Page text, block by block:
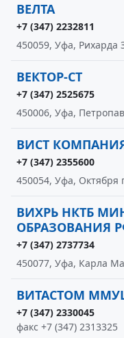
ВЕЛТА
+7 (347) 2232811
450059, Уфа, Рихарда
ВЕКТОР-СТ
+7 (347) 2525675
450006, Уфа,
ВИСТ
+7 (347) 2355600
450054, Уфа, Октября
ВИХРЬ НКТБ
ОБРАЗОВАНИЯ
+7 (347) 2737734
450077, Уфа, Карла
ВИТАСТОМ
+7 (347) 2330045
факс +7 (347) 2313325